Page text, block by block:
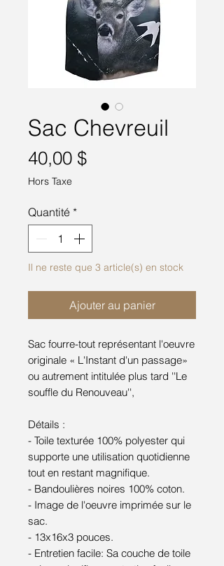
Sac Chevreuil
40,00 $Prix
Hors Taxe
Quantité *
Il ne reste que 3 article(s) en stock
Ajouter au panier
Sac fourre-tout représentant l'oeuvre
originale « L'Instant d'un passage»
ou autrement intitulée plus tard ''Le
souffle du Renouveau'',
Détails :
- Toile texturée 100% polyester qui
supporte une utilisation quotidienne
tout en restant magnifique.
- Bandoulières noires 100% coton.
- Image de l'oeuvre imprimée sur le
sac.
- 13x16x3 pouces.
- Entretien facile: Sa couche de toile